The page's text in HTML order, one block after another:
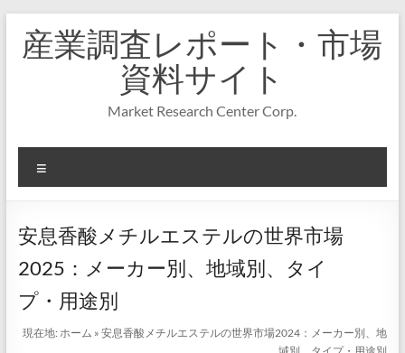
キ
プ
産業調査レポート・市場
資料サイト
Market Research Center Corp.
ニ
ー
安息香酸メチルエステルの世界市場
2025：メーカー別、地域別、タイ
プ・用途別
現在地:ホーム »安息香酸メチルエステルの世界市場2024：メーカー別、地